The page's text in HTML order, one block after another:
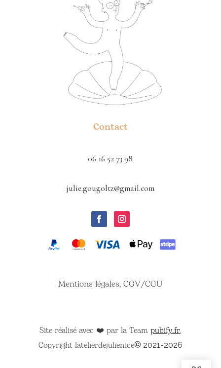
Contact
06 16 52 73 98
julie.gougoltz@gmail.com
Mentions légales, CGV/CGU
Site réalisé avec ❤️ par la Team pubify.fr,
Copyright latelierdejulienice© 2021-2026